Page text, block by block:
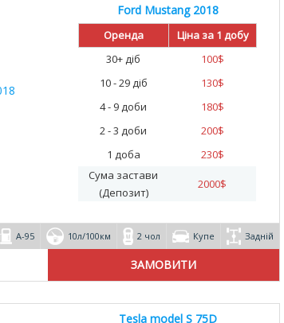
Ford Mustang 2018
Оренда
Ціна за 1 добу
30+ діб
100$
10 - 29 діб
130$
4 - 9 доби
180$
2 - 3 доби
200$
1 доба
230$
Сума застави
(Депозит)
2000$
А-95 10л/100км 2 чол Купе Задній
Tesla model S 75D